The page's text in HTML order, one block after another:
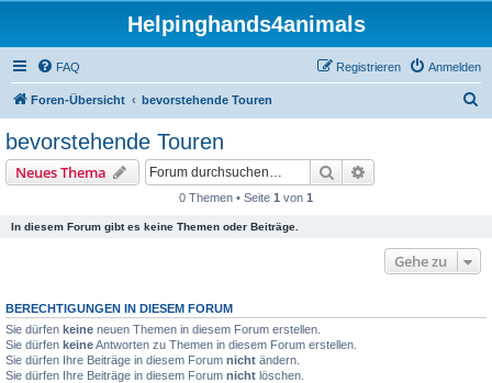
Helpinghands4animals
FAQ Anmelden
Registrieren
Foren-Übersicht bevorstehende Touren
bevorstehende Touren
Neues Thema Suche
0 Themen • Seite 1 von 1
In diesem Forum gibt es keine Themen oder Beiträge.
Gehe zu
BERECHTIGUNGEN IN DIESEM FORUM
Sie dürfen keine neuen Themen in diesem Forum erstellen.
Sie dürfen keineAntworten zu Themen in diesem Forum erstellen.
Sie dürfen Ihre Beiträge in diesem Forum nicht ändern.
Sie dürfen Ihre Beiträge in diesem Forum nicht löschen.